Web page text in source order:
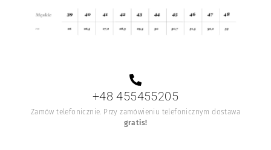
+48 455455205
Zamów telefonicznie. Przy zamówieniu telefonicznym dostawa
gratis!